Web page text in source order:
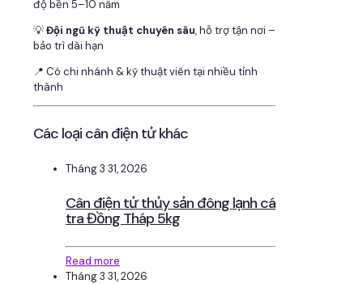
độ bền 5–10 năm
💡Đội ngũ kỹ thuật chuyên sâu, hỗ trợ tận nơi –
bảo trì dài hạn
📍 Có chi nhánh & kỹ thuật viên tại nhiều tỉnh
thành
Các loại cân điện tử khác
Tháng 3 31, 2026
Cân điện tử thủy sản đông lạnh cá
tra Đồng Tháp 5kg
Read more
Tháng 3 31, 2026